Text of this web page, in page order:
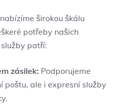
širokou škálu
potřeby našich
patří:
zásilek: Podporujeme
poštu, ale i expresní služby